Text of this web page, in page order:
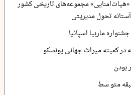
مجموعه‌های تاریخی کشور
تحول مدیریتی
ماربیا اسپانیا
در کمیته میراث جهانی یونسکو
بودن
متو سط